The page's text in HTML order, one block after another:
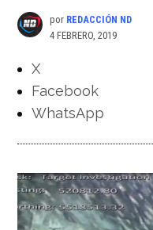
por REDACCIÓN ND
4 FEBRERO, 2019
X
Facebook
WhatsApp